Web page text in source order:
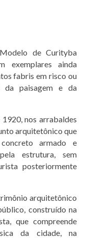
de Curityba
exemplares ainda
fabris em risco ou
da paisagem e da
nos arrabaldes
arquitetônico que
armado e
estrutura, sem
posteriormente
arquitetônico
construído na
que compreende
da cidade, na